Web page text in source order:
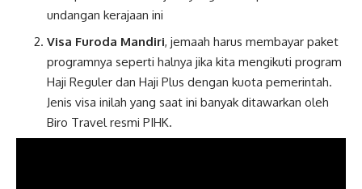
undangan kerajaan ini
Visa Furoda Mandiri, jemaah harus membayar paket
programnya seperti halnya jika kita mengikuti program
Haji Reguler dan Haji Plus dengan kuota pemerintah.
Jenis visa inilah yang saat ini banyak ditawarkan oleh
Biro Travel resmi PIHK.